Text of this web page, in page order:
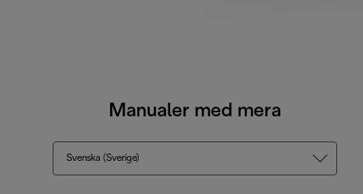
Manualer med mera
Svenska (Sverige)